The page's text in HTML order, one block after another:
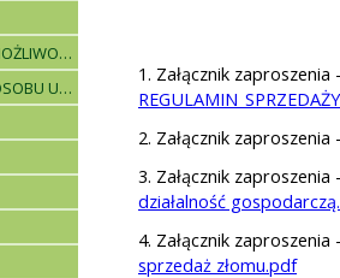
INFORMACJA NA TEMAT MOŻLIWOŚCI SKŁADANIA JEDNEJ OFERTY PRZEZ DWA LUB WIĘCEJ PODMIOTÓW ORAZ UCZESTNICTWA PODWYKONAWCÓW
KOMUNIKACJA I OPIS SPOSOBU UDZIELANIA WYJAŚNIEŃ
1. Załącznik zaproszenia
2. Załącznik
3. Załącznik
działalność
4. Załącznik
sprzedaż złomu.pdf